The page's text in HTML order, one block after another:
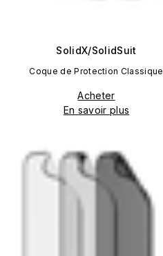
SolidX/SolidSuit
Coque de Protection Classique
Acheter
En savoir plus